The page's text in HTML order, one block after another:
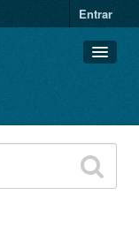
Entrar